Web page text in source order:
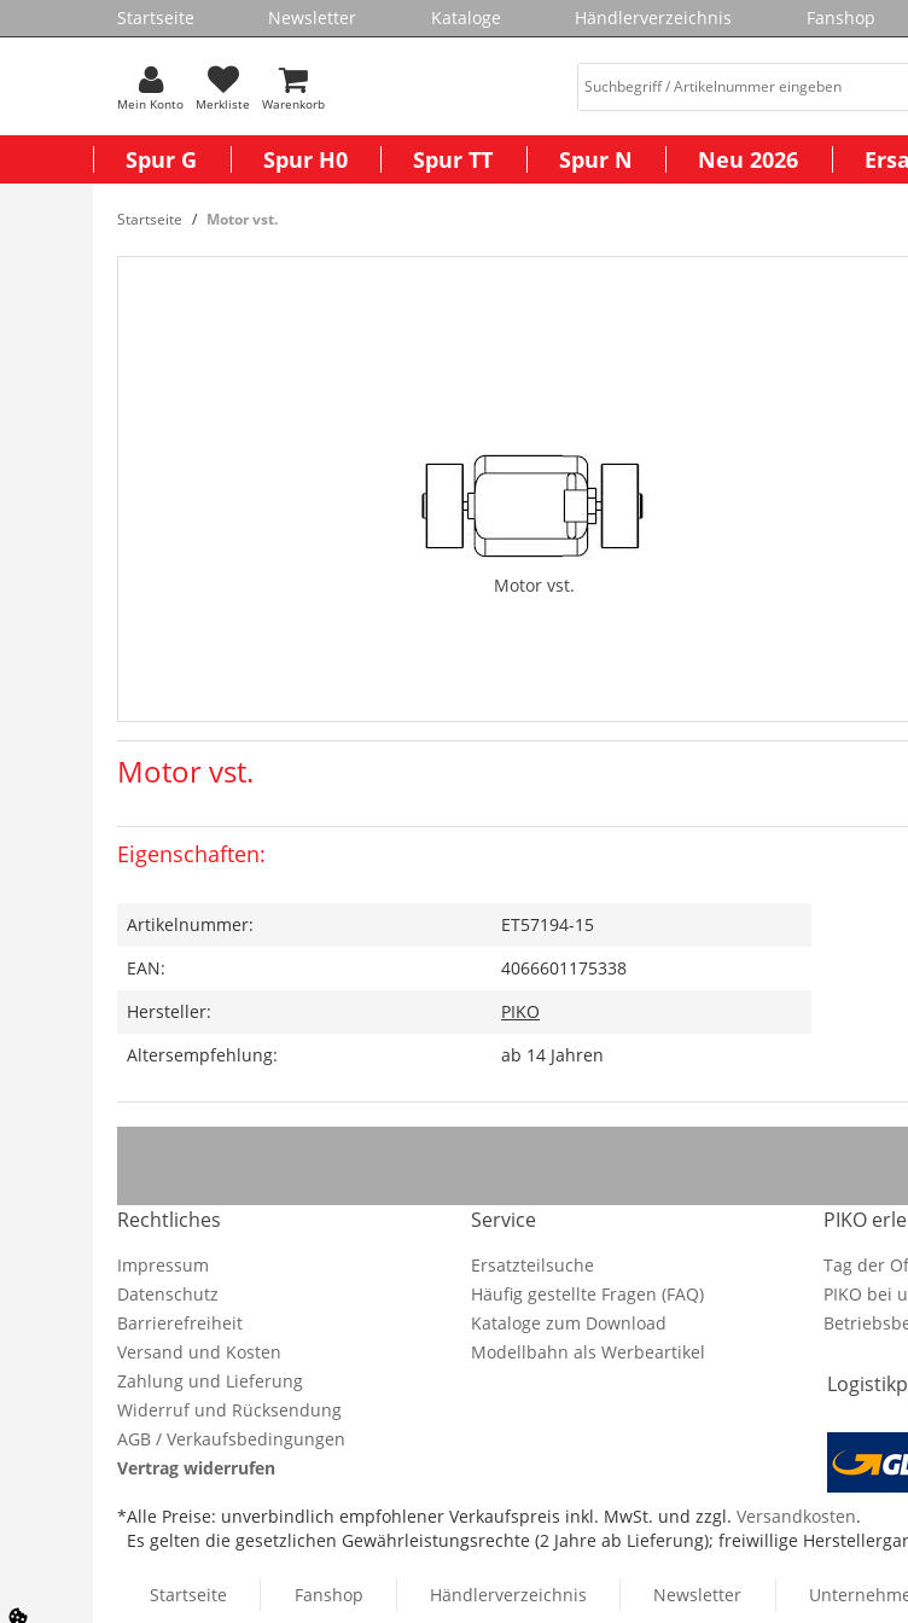
Startseite Newsletter Kataloge Händlerverzeichnis Fanshop
Mein Konto Merkliste Warenkorb
Spur G Spur H0 Spur TT Spur N Neu 2026
Startseite Motor vst.
Motor vst.
Motor vst.
Eigenschaften:
Artikelnummer:
ET57194-15
EAN:
4066601175338
Hersteller:
PIKO
Altersempfehlung:
ab 14 Jahren
Rechtliches
Impressum
Datenschutz
Barrierefreiheit
Versand und Kosten
Zahlung und Lieferung
Widerruf und Rücksendung
AGB / Verkaufsbedingungen
Vertrag widerrufen
Service
Ersatzteilsuche
Häufig gestellte Fragen (FAQ)
Kataloge zum Download
Modellbahn als Werbeartikel
PIKO
Tag der
PIKO bei
*Alle Preise: unverbindlich empfohlener Verkaufspreis inkl. MwSt. und zzgl. Versandkosten.
Es gelten die gesetzlichen Gewährleistungsrechte (2 Jahre ab Lieferung); freiwillige
Startseite Fanshop Händlerverzeichnis Newsletter